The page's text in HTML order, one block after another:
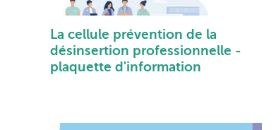
La cellule prévention de la
désinsertion professionnelle -
plaquette d'information